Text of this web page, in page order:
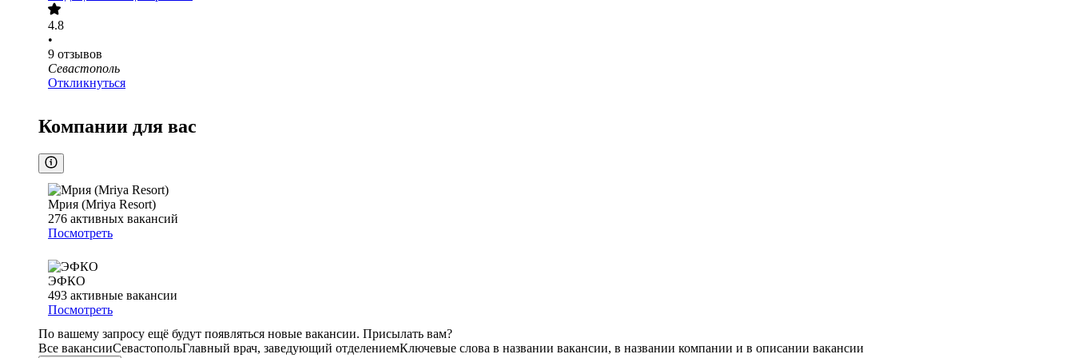
4.8
•
9 отзывов
Севастополь
Откликнуться
Компании для вас
Мрия (Mriya Resort)
276 активных вакансий
Посмотреть
ЭФКО
493 активные вакансии
Посмотреть
По вашему запросу ещё будут появляться новые вакансии. Присылать вам?
Все вакансииСевастопольГлавный врач, заведующий отделениемКлючевые слова в названии вакансии, в названии компании и в описании вакансии